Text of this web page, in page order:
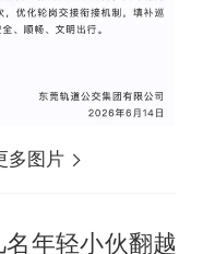
多图片
年轻小伙翻越